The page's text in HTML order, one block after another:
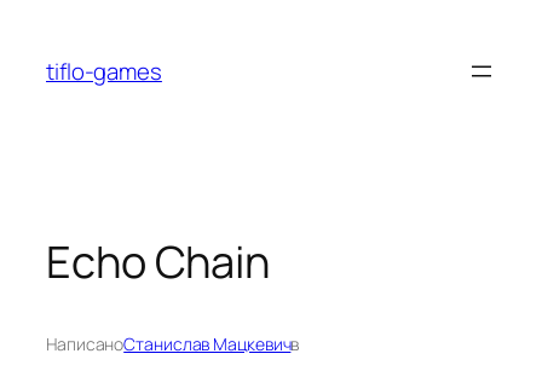
содержимому
tiflo-games
Echo Chain
НаписаноСтанислав Мацкевичв